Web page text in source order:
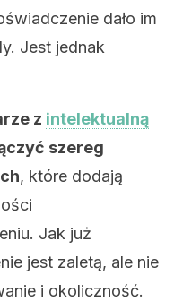
dało im
Jest jednak
z intelektualną
szereg
, które dodają
Jak już
jest zaletą, ale nie
i okoliczność.